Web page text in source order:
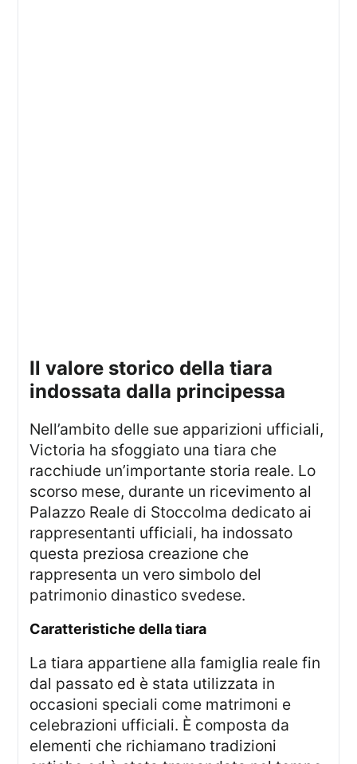
il valore storico della tiara
indossata dalla principessa
Nell’ambito delle sue apparizioni ufficiali,
Victoria ha sfoggiato una tiara che
racchiude un’importante storia reale. Lo
scorso mese, durante un ricevimento al
Palazzo Reale di Stoccolma dedicato ai
rappresentanti ufficiali, ha indossato
questa preziosa creazione che
rappresenta un vero simbolo del
patrimonio dinastico svedese.
caratteristiche della tiara
La tiara appartiene alla famiglia reale fin
dal passato ed è stata utilizzata in
occasioni speciali come matrimoni e
celebrazioni ufficiali. È composta da
elementi che richiamano tradizioni